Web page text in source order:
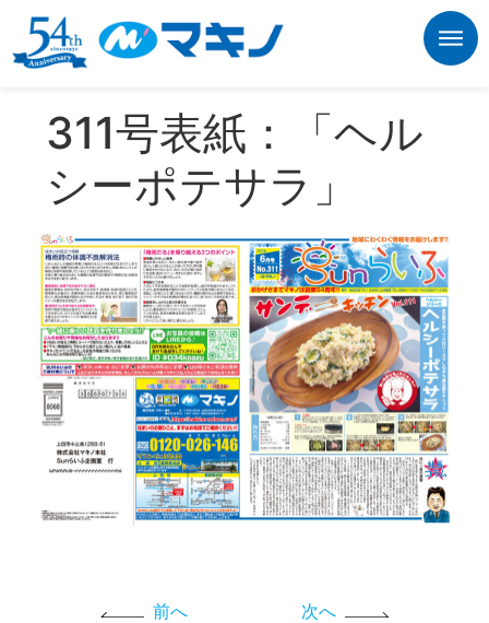
311号表紙：「ヘル
シーポテサラ」
前へ 次へ